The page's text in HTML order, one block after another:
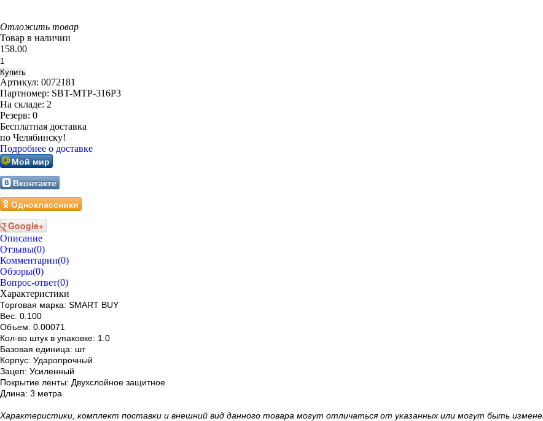
Отложить товар
Товар в наличии
158.00
Артикул: 0072181
Партномер: SBT-MTP-316P3
На складе: 2
Резерв: 0
Бесплатная доставка
по Челябинску!
Подробнее о доставке
Мой мир
Вконтакте
Одноклассники
Google+
Описание
Отзывы(0)
Комментарии(0)
Обзоры(0)
Вопрос-ответ(0)
Характеристики
Торговая марка: SMART BUY
Вес: 0.100
Объем: 0.00071
Кол-во штук в упаковке: 1.0
Базовая единица: шт
Корпус: Ударопрочный
Зацеп: Усиленный
Покрытие ленты: Двухслойное защитное
Длина: 3 метра
Xарактеристики, комплект поставки и внешний вид данного товара могут отличаться от указанных или могут быть